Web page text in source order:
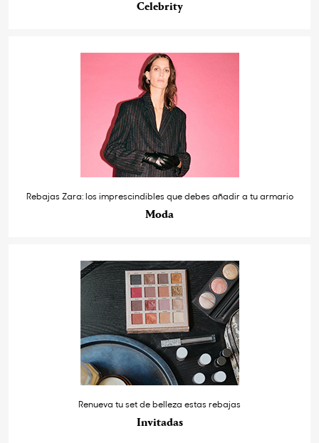
Celebrity
Rebajas Zara: los imprescindibles que debes añadir a tu armario
Moda
Renueva tu set de belleza estas rebajas
Invitadas